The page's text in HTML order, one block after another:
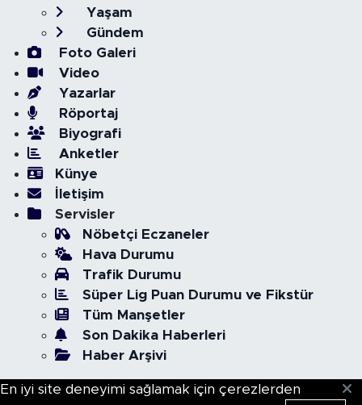
Yaşam
Gündem
Foto Galeri
Video
Yazarlar
Röportaj
Biyografi
Anketler
Künye
İletişim
Servisler
Nöbetçi Eczaneler
Hava Durumu
Trafik Durumu
Süper Lig Puan Durumu ve Fikstür
Tüm Manşetler
Son Dakika Haberleri
Haber Arşivi
En iyi site deneyimi sağlamak için çerezlerden